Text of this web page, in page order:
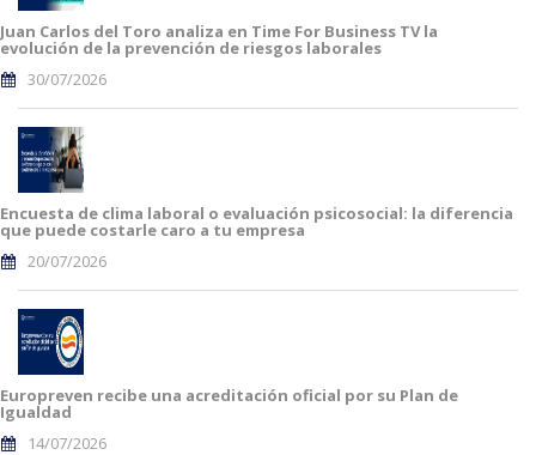
Juan Carlos del Toro analiza en Time For Business TV la
evolución de la prevención de riesgos laborales
30/07/2026
Encuesta de clima laboral o evaluación psicosocial: la diferencia
que puede costarle caro a tu empresa
20/07/2026
Europreven recibe una acreditación oficial por su Plan de
Igualdad
14/07/2026